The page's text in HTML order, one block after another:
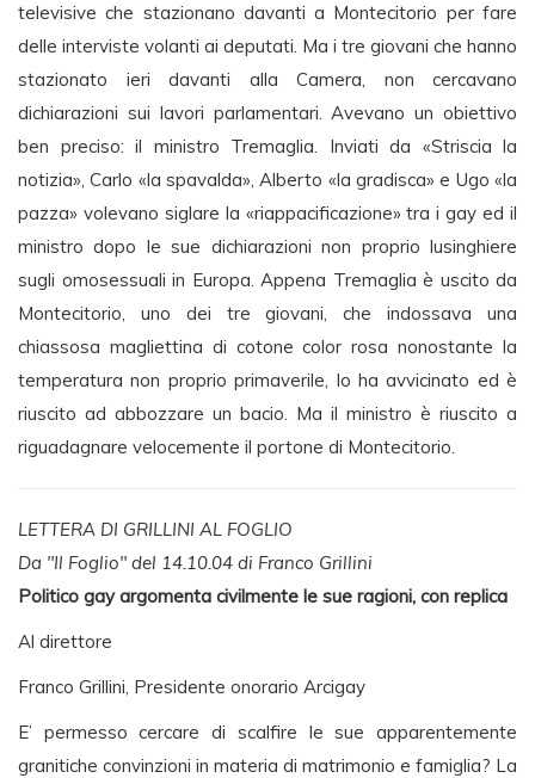
televisive che stazionano davanti a Montecitorio per fare
delle interviste volanti ai deputati. Ma i tre giovani che hanno
stazionato ieri davanti alla Camera, non cercavano
dichiarazioni sui lavori parlamentari. Avevano un obiettivo
ben preciso: il ministro Tremaglia. Inviati da «Striscia la
notizia», Carlo «la spavalda», Alberto «la gradisca» e Ugo «la
pazza» volevano siglare la «riappacificazione» tra i gay ed il
ministro dopo le sue dichiarazioni non proprio lusinghiere
sugli omosessuali in Europa. Appena Tremaglia è uscito da
Montecitorio, uno dei tre giovani, che indossava una
chiassosa magliettina di cotone color rosa nonostante la
temperatura non proprio primaverile, lo ha avvicinato ed è
riuscito ad abbozzare un bacio. Ma il ministro è riuscito a
riguadagnare velocemente il portone di Montecitorio.
LETTERA DI GRILLINI AL FOGLIO
Da "Il Foglio" del 14.10.04 di Franco Grillini
Politico gay argomenta civilmente le sue ragioni, con replica
Al direttore
Franco Grillini, Presidente onorario Arcigay
E’ permesso cercare di scalfire le sue apparentemente
granitiche convinzioni in materia di matrimonio e famiglia? La